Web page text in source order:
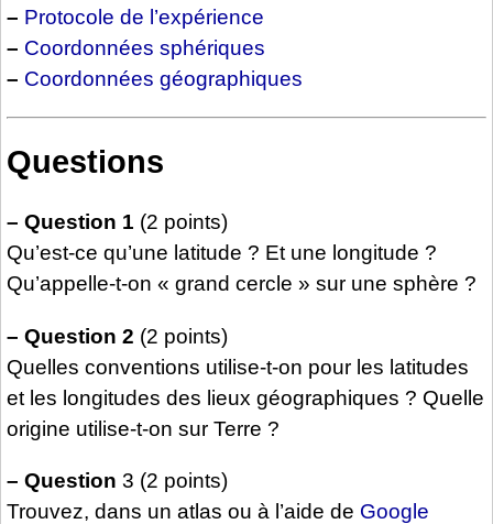
– Protocole de l’expérience
– Coordonnées sphériques
– Coordonnées géographiques
Questions
– Question 1 (2 points)
Qu’est-ce qu’une latitude ? Et une longitude ?
Qu’appelle-t-on « grand cercle » sur une sphère ?
– Question 2 (2 points)
Quelles conventions utilise-t-on pour les latitudes
et les longitudes des lieux géographiques ? Quelle
origine utilise-t-on sur Terre ?
– Question 3 (2 points)
Trouvez, dans un atlas ou à l’aide de Google